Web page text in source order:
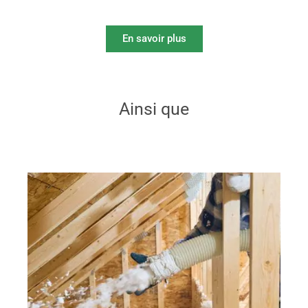
En savoir plus
Ainsi que